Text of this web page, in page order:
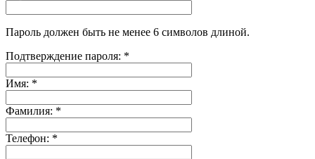
Пароль должен быть не менее 6 символов длиной.
Подтверждение пароля: *
Имя: *
Фамилия: *
Телефон: *